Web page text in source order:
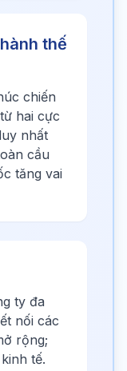
thế
chiến
hai cực
nhất
cầu
tăng vai
ty đa
nối các
rộng;
tế.